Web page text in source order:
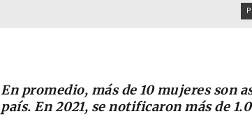
En promedio, más de 10 mujeres son
país. En 2021, se notificaron más de